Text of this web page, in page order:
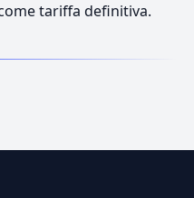
tariffa definitiva.